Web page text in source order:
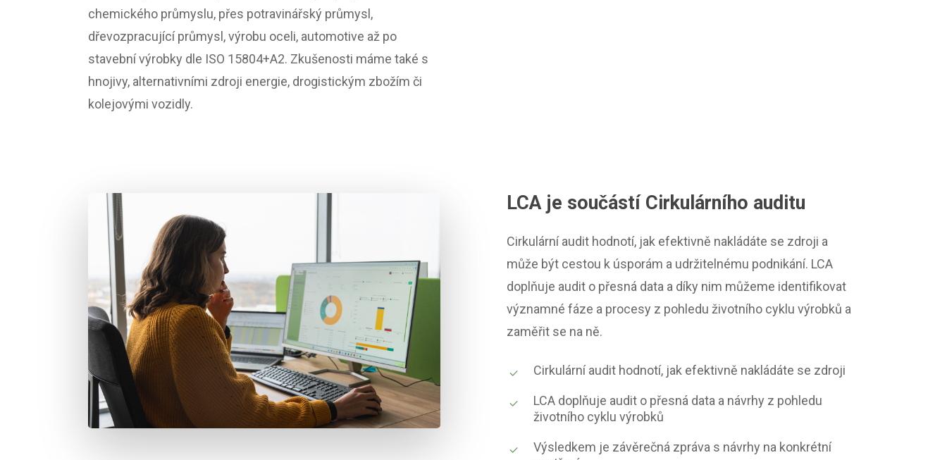
chemického průmyslu, přes potravinářský průmysl,
dřevozpracující průmysl, výrobu oceli, automotive až po
stavební výrobky dle ISO 15804+A2. Zkušenosti máme také s
hnojivy, alternativními zdroji energie, drogistickým zbožím či
kolejovými vozidly.
LCA je součástí Cirkulárního auditu
Cirkulární audit hodnotí, jak efektivně nakládáte se zdroji a
může být cestou k úsporám a udržitelnému podnikání. LCA
doplňuje audit o přesná data a díky nim můžeme identifikovat
významné fáze a procesy z pohledu životního cyklu výrobků a
zaměřit se na ně.
Cirkulární audit hodnotí, jak efektivně nakládáte se zdroji
LCA doplňuje audit o přesná data a návrhy z pohledu
životního cyklu výrobků
Výsledkem je závěrečná zpráva s návrhy na konkrétní